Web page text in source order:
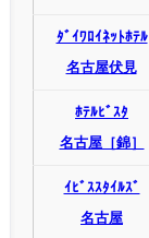
ﾀﾞｲﾜﾛｲﾈｯﾄﾎﾃﾙ
名古屋伏見
ﾎﾃﾙﾋﾞｽﾀ
名古屋［錦］
ｲﾋﾞｽｽﾀｲﾙｽﾞ
名古屋